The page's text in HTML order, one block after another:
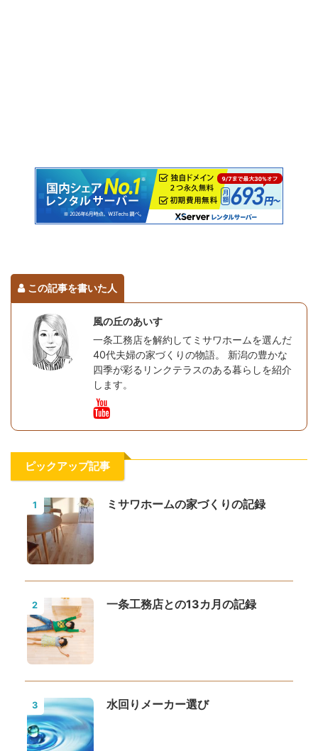
この記事を書いた人
風の丘のあいす
一条工務店を解約してミサワホームを選んだ
40代夫婦の家づくりの物語。 新潟の豊かな
四季が彩るリンクテラスのある暮らしを紹介
します。
ピックアップ記事
1 ミサワホームの家づくりの記録
2 一条工務店との13カ月の記録
3 水回りメーカー選び